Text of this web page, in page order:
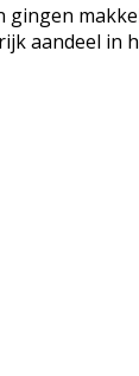
aandeel in